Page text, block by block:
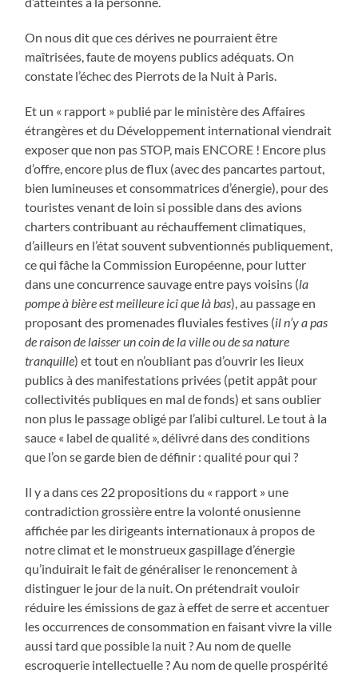
On nous dit que ces dérives ne pourraient être
maîtrisées, faute de moyens publics adéquats. On
constate l’échec des Pierrots de la Nuit à Paris.
Et un « rapport » publié par le ministère des Affaires
étrangères et du Développement international viendrait
exposer que non pas STOP, mais ENCORE ! Encore plus
d’offre, encore plus de flux (avec des pancartes partout,
bien lumineuses et consommatrices d’énergie), pour des
touristes venant de loin si possible dans des avions
charters contribuant au réchauffement climatiques,
d’ailleurs en l’état souvent subventionnés publiquement,
ce qui fâche la Commission Européenne, pour lutter
dans une concurrence sauvage entre pays voisins (la
pompe à bière est meilleure ici que là bas), au passage en
proposant des promenades fluviales festives (il n’y a pas
de raison de laisser un coin de la ville ou de sa nature
tranquille) et tout en n’oubliant pas d’ouvrir les lieux
publics à des manifestations privées (petit appât pour
collectivités publiques en mal de fonds) et sans oublier
non plus le passage obligé par l’alibi culturel. Le tout à la
sauce « label de qualité », délivré dans des conditions
que l’on se garde bien de définir : qualité pour qui ?
Il y a dans ces 22 propositions du « rapport » une
contradiction grossière entre la volonté onusienne
affichée par les dirigeants internationaux à propos de
notre climat et le monstrueux gaspillage d’énergie
qu’induirait le fait de généraliser le renoncement à
distinguer le jour de la nuit. On prétendrait vouloir
réduire les émissions de gaz à effet de serre et accentuer
les occurrences de consommation en faisant vivre la ville
aussi tard que possible la nuit ? Au nom de quelle
escroquerie intellectuelle ? Au nom de quelle prospérité